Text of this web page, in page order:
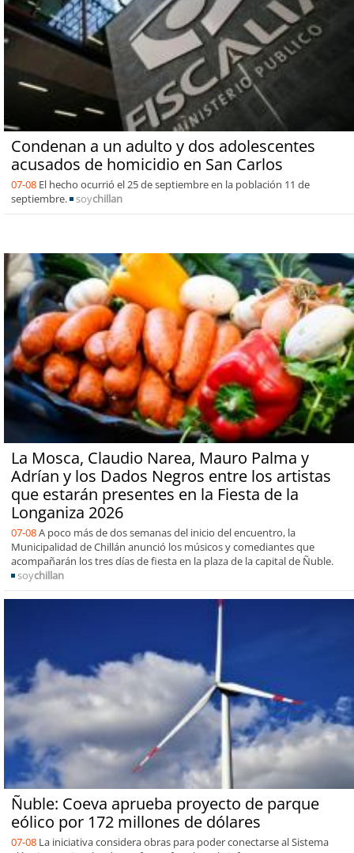
Condenan a un adulto y dos adolescentes
acusados de homicidio en San Carlos
07-08 El hecho ocurrió el 25 de septiembre en la población 11 de
septiembre.
soychillan
La Mosca, Claudio Narea, Mauro Palma y
Adrían y los Dados Negros entre los artistas
que estarán presentes en la Fiesta de la
Longaniza 2026
07-08A poco más de dos semanas del inicio del encuentro, la
Municipalidad de Chillán anunció los músicos y comediantes que
acompañarán los tres días de fiesta en la plaza de la capital de Ñuble.
soychillan
Ñuble: Coeva aprueba proyecto de parque
eólico por 172 millones de dólares
07-08 La iniciativa considera obras para poder conectarse al Sistema